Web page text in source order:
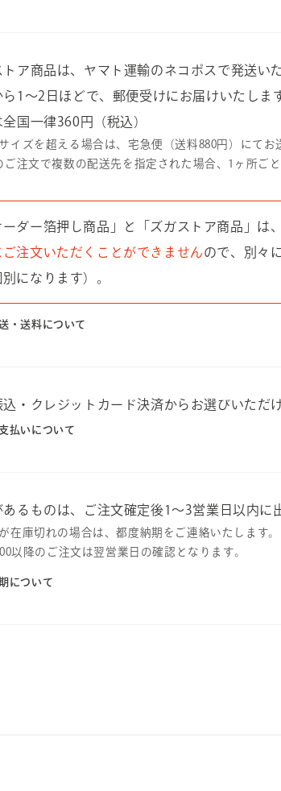
トア商品は、ヤマト運輸のネコポスで発送い
ら1〜2日ほどで、郵便受けにお届けいたしま
国一律360円（税込）
イズを超える場合は、宅急便（送料880円）にてお
注文で複数の配送先を指定された場合、1ヶ所ご
ーダー箔押し商品」と「ズガストア商品」は
ご注文いただくことができませんので、別々
別になります）。
・送料について
込・クレジットカード決済からお選びいただけ
払いについて
あるものは、ご注文確定後1〜3営業日以内に
在庫切れの場合は、都度納期をご連絡いたします。
以降のご注文は翌営業日の確認となります。
について